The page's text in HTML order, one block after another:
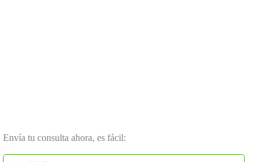
Envía tu consulta ahora, es fácil: